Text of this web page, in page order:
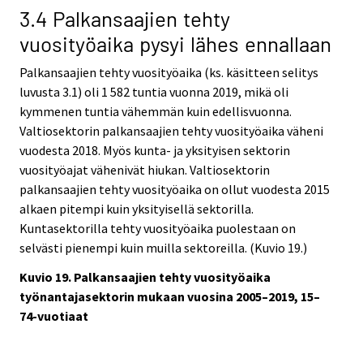
3.4 Palkansaajien tehty
vuosityöaika pysyi lähes ennallaan
Palkansaajien tehty vuosityöaika (ks. käsitteen selitys
luvusta 3.1) oli 1 582 tuntia vuonna 2019, mikä oli
kymmenen tuntia vähemmän kuin edellisvuonna.
Valtiosektorin palkansaajien tehty vuosityöaika väheni
vuodesta 2018. Myös kunta- ja yksityisen sektorin
vuosityöajat vähenivät hiukan. Valtiosektorin
palkansaajien tehty vuosityöaika on ollut vuodesta 2015
alkaen pitempi kuin yksityisellä sektorilla.
Kuntasektorilla tehty vuosityöaika puolestaan on
selvästi pienempi kuin muilla sektoreilla. (Kuvio 19.)
Kuvio 19. Palkansaajien tehty vuosityöaika
työnantajasektorin mukaan vuosina 2005–2019, 15–
74-vuotiaat